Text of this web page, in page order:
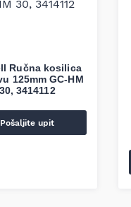
9.578,00 RSD.
Ručna kosilica
125mm GC-HM
30, 3414112
Pošaljite upit